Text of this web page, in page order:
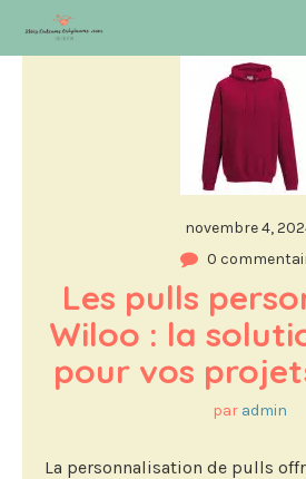
novembre 4,
0
Les pulls
Wiloo : la
pour vos
par admin
La personnalisation de pulls